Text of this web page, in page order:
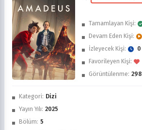
İzledim
Favorilere Ekle
Sonra İzle
Kategori: Dizi
Yayın Yılı: 2025
Bölüm: 5
Tamamlayan Kişi:
Devam Eden Kişi:
İzleyecek Kişi:
0
Favorileyen Kişi:
Görüntülenme: 298